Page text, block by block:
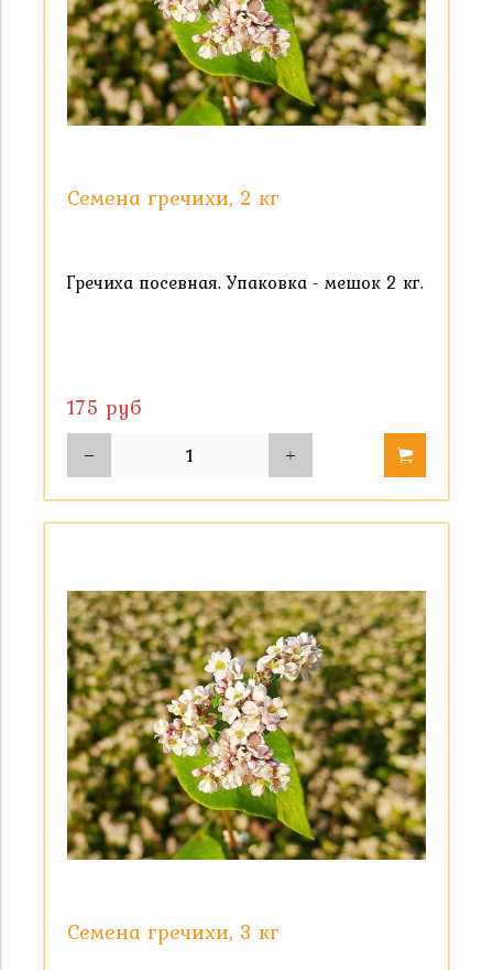
Семена гречихи, 2 кг
Гречиха посевная. Упаковка - мешок 2 кг.
175 руб
Семена гречихи, 3 кг